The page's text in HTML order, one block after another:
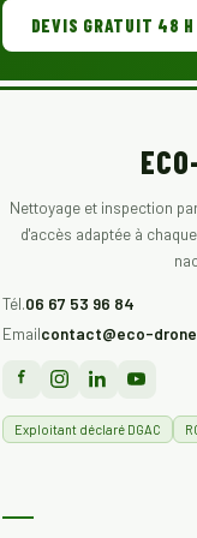
DEVIS GRATUIT 48 H
Nettoyage et inspection
d'accès adaptée à
Tél.06 67 53 96 84
Emailcontact@eco-
Exploitant déclaré DGAC